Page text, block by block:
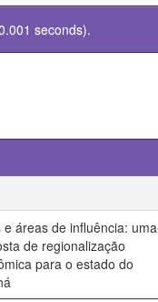
seconds).
e áreas de influência: uma
de regionalização
para o estado do